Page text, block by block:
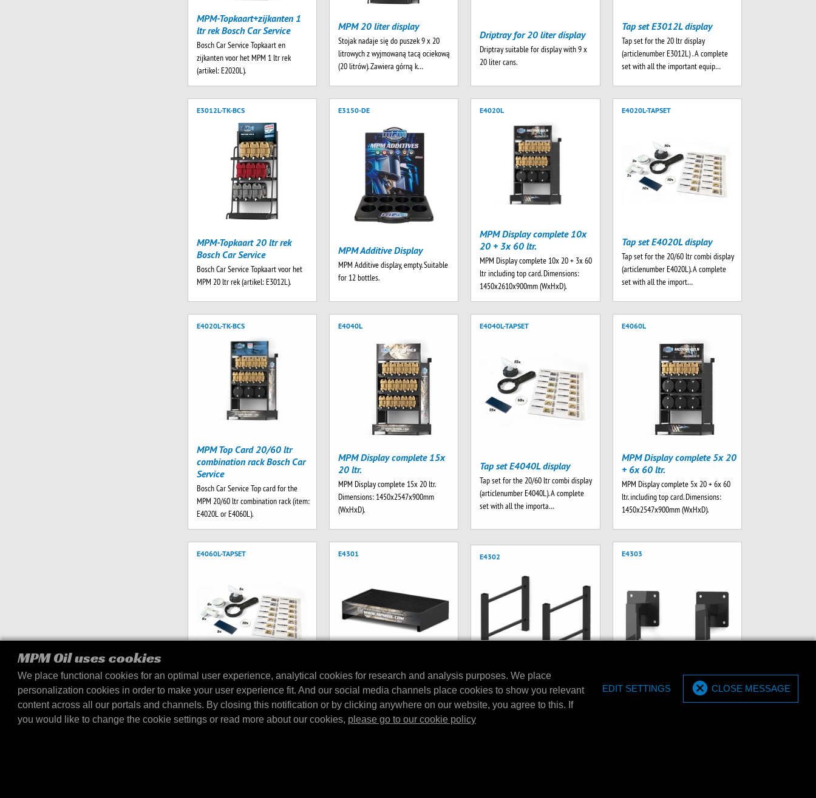
MPM Oil uses cookies
We place functional cookies for an optimal user experience, analytical cookies for research and analysis purposes. We place
personalization cookies in order to make your user experience fit. And our social media channels place cookies to show you relevant
content across all our portals and channels. By closing this notification or by clicking anywhere on our website, you agree to this. If
you would like to change the cookie settings or read more about our cookies, please go to our cookie policy
EDIT SETTINGS CLOSE MESSAGE
MPM-Topkaart+zijkanten 1
ltr rek Bosch Car Service
Bosch Car Service Topkaart en
zijkanten voor het MPM 1 ltr rek
(artikel: E2020L).
MPM 20 liter display
Stojak nadaje się do puszek 9 x 20
litrowych z wyjmowaną tacą ociekową
(20 litrów). Zawiera górną k…
Driptray for 20 liter display
Driptray suitable for display with 9 x
20 liter cans.
Tap set E3012L display
Tap set for the 20 ltr display
(articlenumber E3012L) . A complete
set with all the important equip…
E3012L-TK-BCS
MPM-Topkaart 20 ltr rek
Bosch Car Service
Bosch Car Service Topkaart voor het
MPM 20 ltr rek (artikel: E3012L).
E3150-DE
MPM Additive Display
MPM Additive display, empty. Suitable
for 12 bottles.
E4020L
MPM Display complete 10x
20 + 3x 60 ltr.
MPM Display complete 10x 20 + 3x 60
ltr including top card. Dimensions:
1450x2610x900mm (WxHxD).
E4020L-TAPSET
Tap set E4020L display
Tap set for the 20/60 ltr combi display
(articlenumber E4020L). A complete
set with all the import…
E4020L-TK-BCS
MPM Top Card 20/60 ltr
combination rack Bosch Car
Service
Bosch Car Service Top card for the
MPM 20/60 ltr combination rack (item:
E4020L or E4060L).
E4040L
MPM Display complete 15x
20 ltr.
MPM Display complete 15x 20 ltr.
Dimensions: 1450x2547x900mm
(WxHxD).
E4040L-TAPSET
Tap set E4040L display
Tap set for the 20/60 ltr combi display
(articlenumber E4040L). A complete
set with all the importa…
E4060L
MPM Display complete 5x 20
+ 6x 60 ltr.
MPM Display complete 5x 20 + 6x 60
ltr. including top card. Dimensions:
1450x2547x900mm (WxHxD).
E4060L-TAPSET
Tap set E4060L display
Tap set for the 20/60 ltr combi display
(articlenumber E4060L). A complete
set with all the importa…
E4301
MPM Drip Tray V2 256 ltr.
MPM Drip tray V2 256 ltr.
(1450x900x300 mm.) Only suitable in
combination with the E4320L and
E4302
MPM Top brace set for 20/60
ltr. barrel tray
MPM Top brace set for 20/60 ltr. barrel
E4303
MPM Wall bracket set (2